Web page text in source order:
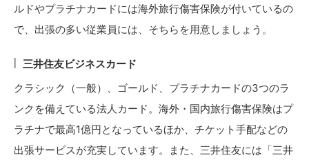
ルドやプラチナカードには海外旅行傷害保険が付いているの
で、出張の多い従業員には、そちらを用意しましょう。
三井住友ビジネスカード
クラシック（一般）、ゴールド、プラチナカードの3つのラ
ンクを備えている法人カード。海外・国内旅行傷害保険はプ
ラチナで最高1億円となっているほか、チケット手配などの
出張サービスが充実しています。また、三井住友には「三井